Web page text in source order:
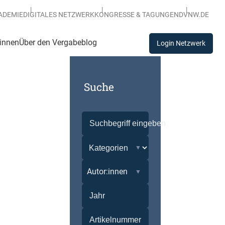
DIGITALES NETZWERKKONGRESSE & TAGUNGENDVNW.DE
Über den Vergabeblog Login Netzwerk
Suche
Autor:innen